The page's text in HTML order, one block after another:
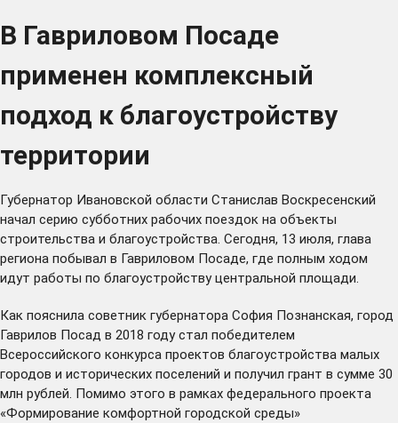
В Гавриловом Посаде
применен комплексный
подход к благоустройству
территории
Губернатор Ивановской области Станислав Воскресенский
начал серию субботних рабочих поездок на объекты
строительства и благоустройства. Сегодня, 13 июля, глава
региона побывал в Гавриловом Посаде, где полным ходом
идут работы по благоустройству центральной площади.
Как пояснила советник губернатора София Познанская, город
Гаврилов Посад в 2018 году стал победителем
Всероссийского конкурса проектов благоустройства малых
городов и исторических поселений и получил грант в сумме 30
млн рублей. Помимо этого в рамках федерального проекта
«Формирование комфортной городской среды»